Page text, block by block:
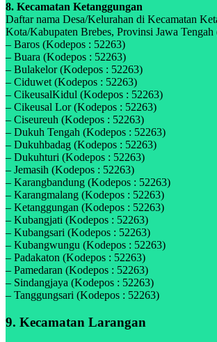
8. Kecamatan Ketanggungan
Daftar nama Desa/Kelurahan di Kecamatan
Kota/Kabupaten Brebes, Provinsi Jawa Tengah
– Baros (Kodepos : 52263)
– Buara (Kodepos : 52263)
– Bulakelor (Kodepos : 52263)
– Ciduwet (Kodepos : 52263)
– CikeusalKidul (Kodepos : 52263)
– Cikeusal Lor (Kodepos : 52263)
– Ciseureuh (Kodepos : 52263)
– Dukuh Tengah (Kodepos : 52263)
– Dukuhbadag (Kodepos : 52263)
– Dukuhturi (Kodepos : 52263)
– Jemasih (Kodepos : 52263)
– Karangbandung (Kodepos : 52263)
– Karangmalang (Kodepos : 52263)
– Ketanggungan (Kodepos : 52263)
– Kubangjati (Kodepos : 52263)
– Kubangsari (Kodepos : 52263)
– Kubangwungu (Kodepos : 52263)
– Padakaton (Kodepos : 52263)
– Pamedaran (Kodepos : 52263)
– Sindangjaya (Kodepos : 52263)
– Tanggungsari (Kodepos : 52263)
9. Kecamatan Larangan